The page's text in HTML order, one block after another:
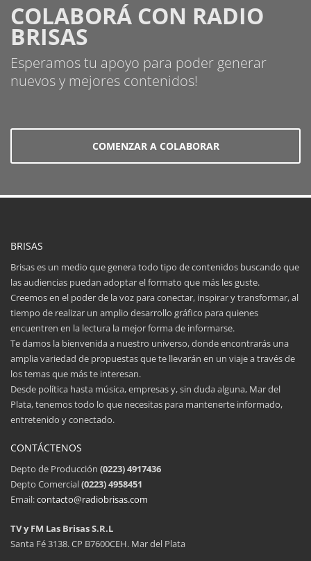
COLABORÁ CON RADIO
BRISAS
Esperamos tu apoyo para poder generar
nuevos y mejores contenidos!
COMENZAR A COLABORAR
BRISAS
Brisas es un medio que genera todo tipo de contenidos buscando que
las audiencias puedan adoptar el formato que más les guste.
Creemos en el poder de la voz para conectar, inspirar y transformar, al
tiempo de realizar un amplio desarrollo gráfico para quienes
encuentren en la lectura la mejor forma de informarse.
Te damos la bienvenida a nuestro universo, donde encontrarás una
amplia variedad de propuestas que te llevarán en un viaje a través de
los temas que más te interesan.
Desde política hasta música, empresas y, sin duda alguna, Mar del
Plata, tenemos todo lo que necesitas para mantenerte informado,
entretenido y conectado.
CONTÁCTENOS
Depto de Producción (0223) 4917436
Depto Comercial(0223) 4958451
Email:contacto@radiobrisas.com
TV y FM Las Brisas S.R.L
Santa Fé 3138. CP B7600CEH. Mar del Plata